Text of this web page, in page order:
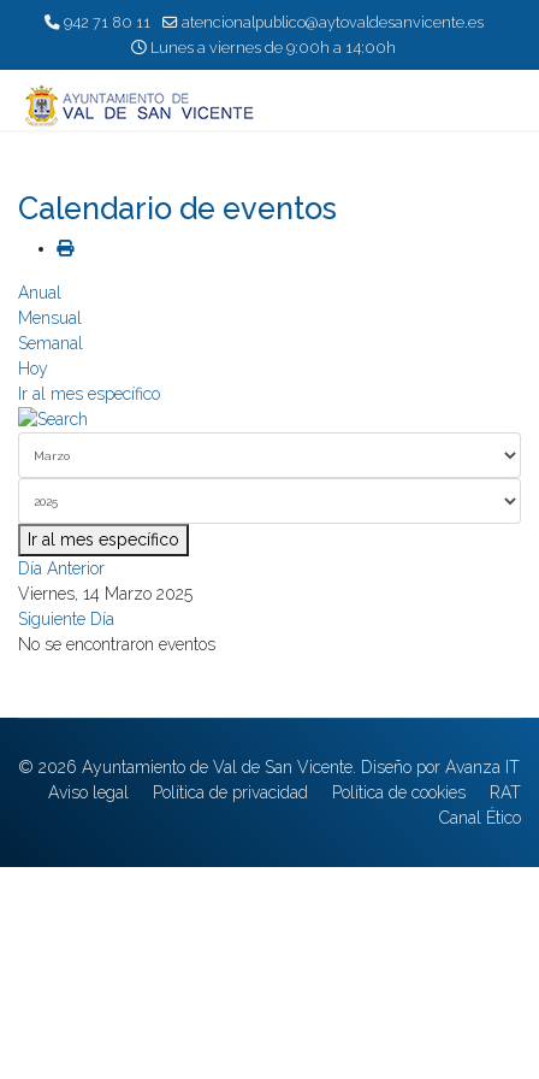
942 71 80 11
atencionalpublico@aytovaldesanvicente.es
Lunes a viernes de 9:00h a 14:00h
Calendario de eventos
Anual
Mensual
Semanal
Hoy
Ir al mes específico
Ir al mes específico
Día Anterior
Viernes, 14 Marzo 2025
Siguiente Día
No se encontraron eventos
© 2026 Ayuntamiento de Val de San Vicente. Diseño por Avanza IT
Aviso legal
Política de privacidad Política de cookies
RAT
Canal Ético